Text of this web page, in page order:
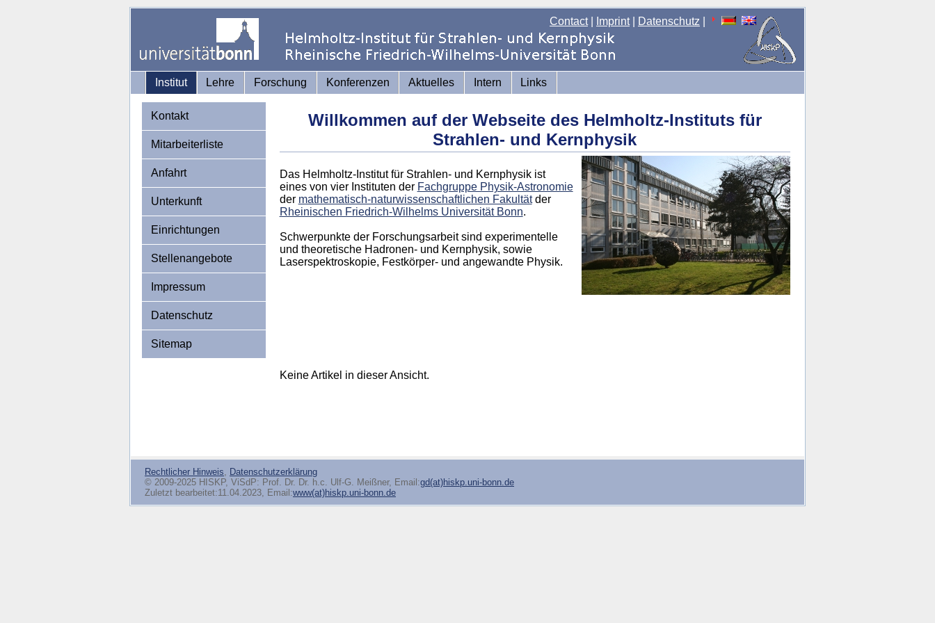
Contact| Imprint| Datenschutz
Institut Lehre Forschung Konferenzen Aktuelles Intern Links
Kontakt
Mitarbeiterliste
Anfahrt
Unterkunft
Einrichtungen
Stellenangebote
Impressum
Datenschutz
Sitemap
Willkommen auf der Webseite des Helmholtz-Instituts für
Strahlen- und Kernphysik
Das Helmholtz-Institut für Strahlen- und Kernphysik ist
eines von vier Instituten der Fachgruppe Physik-Astronomie
der mathematisch-naturwissenschaftlichen Fakultätder
Rheinischen Friedrich-Wilhelms Universität Bonn.
Schwerpunkte der Forschungsarbeit sind experimentelle
und theoretische Hadronen- und Kernphysik, sowie
Laserspektroskopie, Festkörper- und angewandte Physik.
Keine Artikel in dieser Ansicht.
Rechtlicher Hinweis, Datenschutzerklärung
© 2009-2025 HISKP, ViSdP: Prof. Dr. Dr. h.c. Ulf-G. Meißner, Email:gd(at)hiskp.uni-bonn.de
Zuletzt bearbeitet:11.04.2023, Email:www(at)hiskp.uni-bonn.de